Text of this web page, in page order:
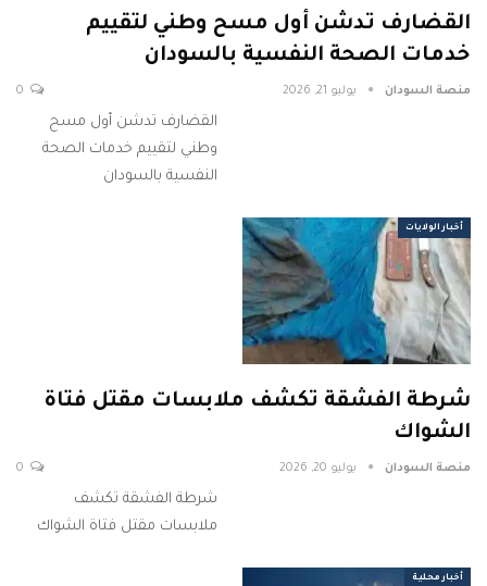
القضارف تدشن أول مسح وطني لتقييم
خدمات الصحة النفسية بالسودان
منصة السودان يوليو 21, 2026
القضارف تدشن أول مسح
وطني لتقييم خدمات الصحة
النفسية بالسودان
أخبار الولايات
شرطة الفشقة تكشف ملابسات مقتل فتاة
الشواك
منصة السودان يوليو 20, 2026
شرطة الفشقة تكشف
ملابسات مقتل فتاة الشواك
أخبار محلية